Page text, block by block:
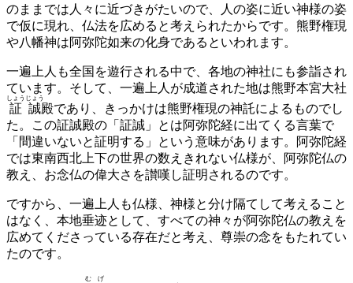
のままでは人々に近づきがたいので、人の姿に近い神様の姿
で仮に現れ、仏法を広めると考えられたからです。熊野権現
や八幡神は阿弥陀如来の化身であるといわれます。
一遍上人も全国を遊行される中で、各地の神社にも参詣され
ています。そして、一遍上人が成道された地は熊野本宮大社
証誠
しょうじょう
殿であり、きっかけは熊野権現の神託によるものでし
た。この証誠殿の「証誠」とは阿弥陀経に出てくる言葉で
「間違いないと証明する」という意味があります。阿弥陀経
では東南西北上下の世界の数えきれない仏様が、阿弥陀仏の
教え、お念仏の偉大さを讃嘆し証明されるのです。
ですから、一遍上人も仏様、神様と分け隔てして考えること
はなく、本地垂迹として、すべての神々が阿弥陀仏の教えを
広めてくださっている存在だと考え、尊崇の念をもたれてい
たのです。
むげ